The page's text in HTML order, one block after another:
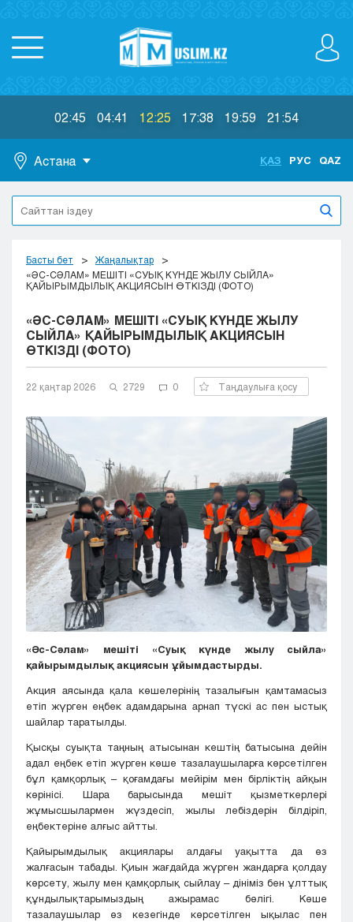
02:45 04:41 12:25 17:38 19:59 21:54
Астана
Астана
Алматы
Актобе
Атырау
Жезказган
Кокшетау
Костанай
Кызылорда
Павлодар
Семей
Талдыкорган
Тараз
Туркестан
Уральск
Усть-Каменогорск
Шымкент
ҚАЗ РУС QAZ
Басты бет
Жаңалықтар
«ӘС-СӘЛАМ» МЕШІТІ «СУЫҚ КҮНДЕ ЖЫЛУ СЫЙЛА»
ҚАЙЫРЫМДЫЛЫҚ АКЦИЯСЫН ӨТКІЗДІ (ФОТО)
«ӘС-СӘЛАМ» МЕШІТІ «СУЫҚ КҮНДЕ ЖЫЛУ
СЫЙЛА» ҚАЙЫРЫМДЫЛЫҚ АКЦИЯСЫН
ӨТКІЗДІ (ФОТО)
22 қаңтар 2026 2729 0 Таңдаулыға қосу
«Әс-Сәлам» мешіті «Суық күнде жылу сыйла»
қайырымдылық акциясын ұйымдастырды.
Акция аясында қала көшелерінің тазалығын қамтамасыз
етіп жүрген еңбек адамдарына арнап түскі ас пен ыстық
шайлар таратылды.
Қысқы суықта таңның атысынан кештің батысына дейін
адал еңбек етіп жүрген көше тазалаушыларға көрсетілген
бұл қамқорлық – қоғамдағы мейірім мен бірліктің айқын
көрінісі. Шара барысында мешіт қызметкерлері
жұмысшылармен жүздесіп, жылы лебіздерін білдіріп,
еңбектеріне алғыс айтты.
Қайырымдылық акциялары алдағы уақытта да өз
жалғасын табады. Қиын жағдайда жүрген жандарға қолдау
көрсету, жылу мен қамқорлық сыйлау – дініміз бен ұлттық
құндылықтарымыздың ажырамас бөлігі. Көше
тазалаушылар өз кезегінде көрсетілген ықылас пен